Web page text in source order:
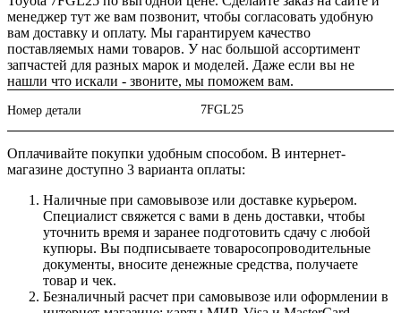
менеджер тут же вам позвонит, чтобы согласовать удобную
вам доставку и оплату. Мы гарантируем качество
поставляемых нами товаров. У нас большой ассортимент
запчастей для разных марок и моделей. Даже если вы не
нашли что искали - звоните, мы поможем вам.
Номер детали 7FGL25
Оплачивайте покупки удобным способом. В интернет-
магазине доступно 3 варианта оплаты:
Наличные при самовывозе или доставке курьером.
Специалист свяжется с вами в день доставки, чтобы
уточнить время и заранее подготовить сдачу с любой
купюры. Вы подписываете товаросопроводительные
документы, вносите денежные средства, получаете
товар и чек.
Безналичный расчет при самовывозе или оформлении в